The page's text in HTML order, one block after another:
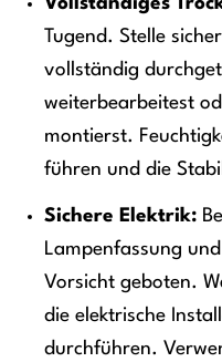
Vollständiges
Tugend. Stelle
vollständig
weiterbearbeitest
montierst.
führen und die
Sichere Elektrik:
Lampenfassung
Vorsicht geboten.
die elektrische
durchführen.